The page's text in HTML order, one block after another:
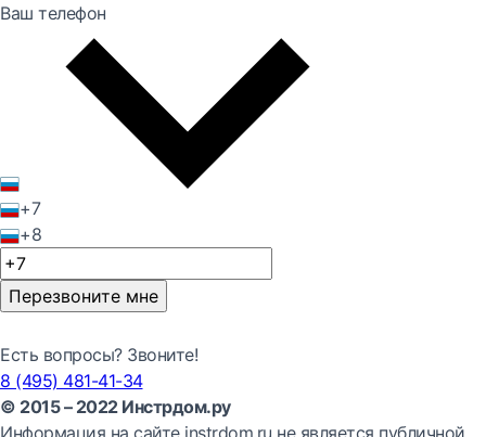
Ваш телефон
+7
+8
Перезвоните мне
Есть вопросы? Звоните!
8 (495) 481-41-34
© 2015 – 2022 Инстрдом.ру
Информация на сайте instrdom.ru не является публичной